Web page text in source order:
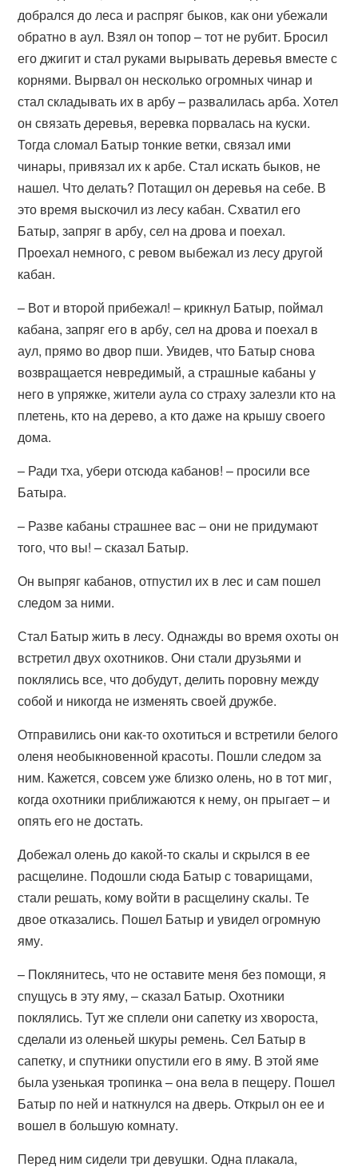
добрался до леса и распряг быков, как они убежали
обратно в аул. Взял он топор – тот не рубит. Бросил
его джигит и стал руками вырывать деревья вместе с
корнями. Вырвал он несколько огромных чинар и
стал складывать их в арбу – развалилась арба. Хотел
он связать деревья, веревка порвалась на куски.
Тогда сломал Батыр тонкие ветки, связал ими
чинары, привязал их к арбе. Стал искать быков, не
нашел. Что делать? Потащил он деревья на себе. В
это время выскочил из лесу кабан. Схватил его
Батыр, запряг в арбу, сел на дрова и поехал.
Проехал немного, с ревом выбежал из лесу другой
кабан.
– Вот и второй прибежал! – крикнул Батыр, поймал
кабана, запряг его в арбу, сел на дрова и поехал в
аул, прямо во двор пши. Увидев, что Батыр снова
возвращается невредимый, а страшные кабаны у
него в упряжке, жители аула со страху залезли кто на
плетень, кто на дерево, а кто даже на крышу своего
дома.
– Ради тха, убери отсюда кабанов! – просили все
Батыра.
– Разве кабаны страшнее вас – они не придумают
того, что вы! – сказал Батыр.
Он выпряг кабанов, отпустил их в лес и сам пошел
следом за ними.
Стал Батыр жить в лесу. Однажды во время охоты он
встретил двух охотников. Они стали друзьями и
поклялись все, что добудут, делить поровну между
собой и никогда не изменять своей дружбе.
Отправились они как-то охотиться и встретили белого
оленя необыкновенной красоты. Пошли следом за
ним. Кажется, совсем уже близко олень, но в тот миг,
когда охотники приближаются к нему, он прыгает – и
опять его не достать.
Добежал олень до какой-то скалы и скрылся в ее
расщелине. Подошли сюда Батыр с товарищами,
стали решать, кому войти в расщелину скалы. Те
двое отказались. Пошел Батыр и увидел огромную
яму.
– Поклянитесь, что не оставите меня без помощи, я
спущусь в эту яму, – сказал Батыр. Охотники
поклялись. Тут же сплели они сапетку из хвороста,
сделали из оленьей шкуры ремень. Сел Батыр в
сапетку, и спутники опустили его в яму. В этой яме
была узенькая тропинка – она вела в пещеру. Пошел
Батыр по ней и наткнулся на дверь. Открыл он ее и
вошел в большую комнату.
Перед ним сидели три девушки. Одна плакала,